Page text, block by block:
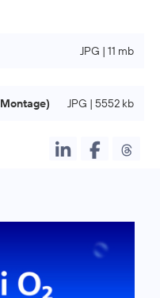
JPG | 11 mb
JPG | 5552 kb